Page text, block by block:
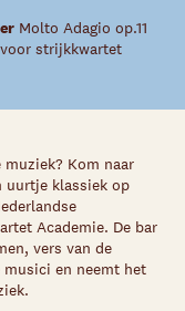
Molto Adagio op.11
strijkkwartet
Kom naar
uurtje klassiek op
Academie. De bar
vers van de
musici en neemt het